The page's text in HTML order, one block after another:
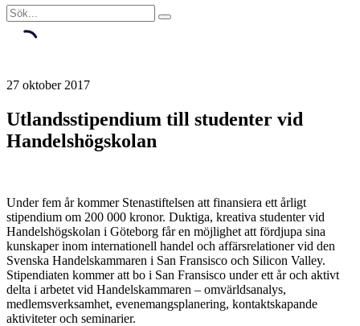
27 oktober 2017
Utlandsstipendium till studenter vid
Handelshögskolan
Under fem år kommer Stenastiftelsen att finansiera ett årligt
stipendium om 200 000 kronor. Duktiga, kreativa studenter vid
Handelshögskolan i Göteborg får en möjlighet att fördjupa sina
kunskaper inom internationell handel och affärsrelationer vid den
Svenska Handelskammaren i San Fransisco och Silicon Valley.
Stipendiaten kommer att bo i San Fransisco under ett år och aktivt
delta i arbetet vid Handelskammaren – omvärldsanalys,
medlemsverksamhet, evenemangsplanering, kontaktskapande
aktiviteter och seminarier.